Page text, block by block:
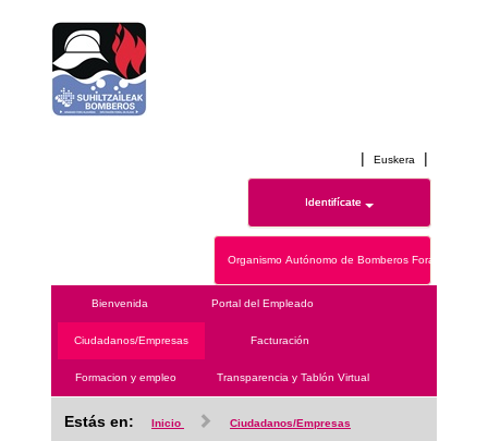
| Euskera |
Identifícate
Organismo Autónomo de Bomberos Forales de
Bienvenida Portal del Empleado
Ciudadanos/Empresas Facturación
Formacion y empleo Transparencia y Tablón Virtual
Estás en: Inicio Ciudadanos/Empresas